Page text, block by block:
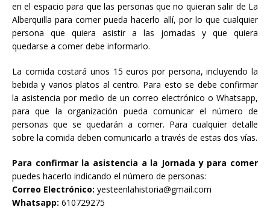
en el espacio para que las personas que no quieran salir de La
Alberquilla para comer pueda hacerlo allí, por lo que cualquier
persona que quiera asistir a las jornadas y que quiera
quedarse a comer debe informarlo.
La comida costará unos 15 euros por persona, incluyendo la
bebida y varios platos al centro. Para esto se debe confirmar
la asistencia por medio de un correo electrónico o Whatsapp,
para que la organización pueda comunicar el número de
personas que se quedarán a comer. Para cualquier detalle
sobre la comida deben comunicarlo a través de estas dos vías.
Para confirmar la asistencia a la Jornada y para comer
puedes hacerlo indicando el número de personas:
Correo Electrónico: yesteenlahistoria@gmail.com
Whatsapp: 610729275